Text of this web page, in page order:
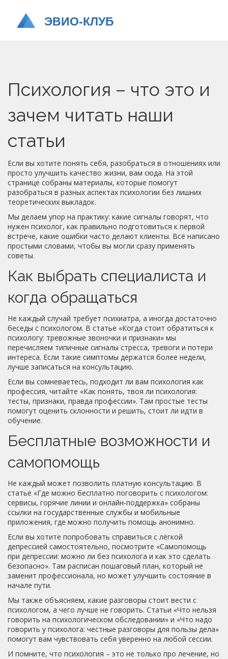
Психология – что это и
зачем читать наши
статьи
Если вы хотите понять себя, разобраться в отношениях или
просто улучшить качество жизни, вам сюда. На этой
странице собраны материалы, которые помогут
разобраться в разных аспектах психологии без лишних
теоретических выкладок.
Мы делаем упор на практику: какие сигналы говорят, что
нужен психолог, как правильно подготовиться к первой
встрече, какие ошибки часто делают клиенты. Всё написано
простыми словами, чтобы вы могли сразу применять
советы.
Как выбрать специалиста и
когда обращаться
Не каждый случай требует психиатра, а иногда достаточно
беседы с психологом. В статье «Когда стоит обратиться к
психологу: тревожные звоночки и признаки» мы
перечисляем типичные сигналы стресса, тревоги и потери
интереса. Если такие симптомы держатся более недели,
лучше записаться на консультацию.
Если вы сомневаетесь, подходит ли вам психология как
профессия, читайте «Как понять, твоя ли психология:
тесты, признаки, правда профессии». Там простые тесты
помогут оценить склонности и решить, стоит ли идти в
обучение.
Бесплатные возможности и
самопомощь
Не каждый может позволить платную консультацию. В
статье «Где можно бесплатно поговорить с психологом:
сервисы, горячие линии и онлайн‑поддержка» собраны
ссылки на государственные службы и мобильные
приложения, где можно получить помощь анонимно.
Если вы хотите попробовать справиться с лёгкой
депрессией самостоятельно, посмотрите «Самопомощь
при депрессии: можно ли без психолога и как это сделать
безопасно». Там расписан пошаговый план, который не
заменит профессионала, но может улучшить состояние в
начале пути.
Мы также объясняем, какие разговоры стоит вести с
психологом, а чего лучше не говорить. Статьи «Что нельзя
говорить на психологическом обследовании» и «Что надо
говорить у психолога: честные разговоры для пользы дела»
помогут вам чувствовать себя уверенно на любой сессии.
И помните, что психология – это не только про лечение, но